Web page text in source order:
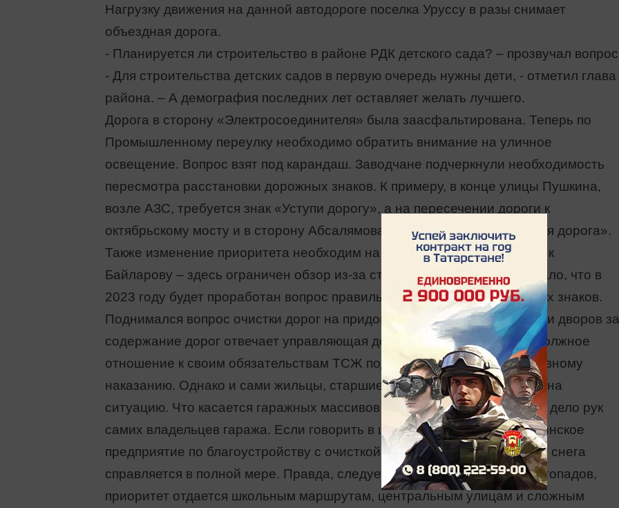
Нагрузку движения на данной автодороге поселка Уруссу в разы снимает
объездная дорога.
- Планируется ли строительство в районе РДК детского сада? – прозвучал
- Для строительства детских садов в первую очередь нужны дети, - отметил глава
района. – А демография последних лет оставляет желать лучшего.
Дорога в сторону «Электросоединителя» была заасфальтирована. Теперь по
Промышленному переулку необходимо обратить внимание на уличное
освещение. Вопрос взят под карандаш. Заводчане подчеркнули необходимость
пересмотра расстановки дорожных знаков. К примеру, в конце улицы Пушкина,
возле АЗС, требуется знак «Уступи дорогу», а на пересечении дороги к
октябрьскому мосту и в сторону Абсалямова отсутствует знак «Главная дорога».
Также изменение приоритета необходим на дороге от улицы Пушкина к
Байларову – здесь ограничен обзор из-за строений. Ответом прозвучало, что в
2023 году будет проработан вопрос правильной расстановки дорожных знаков.
Поднимался вопрос очистки дорог на придомовых территориях. Внутри дворов за
содержание дорог отвечает управляющая домом организация. За недолжное
отношение к своим обязательствам ТСЖ подвергаются административному
наказанию. Однако и сами жильцы, старшие по домам могут повлиять на
ситуацию. Что касается гаражных массивов, то очистка дороги к ним – дело рук
самих владельцев гаража. Если говорить в целом по району, то Уруссинское
предприятие по благоустройству с очисткой дорог, а сейчас и вывозом снега
справляется в полной мере. Правда, следует учесть, что во время снегопадов,
приоритет отдается школьным маршрутам, центральным улицам и сложным